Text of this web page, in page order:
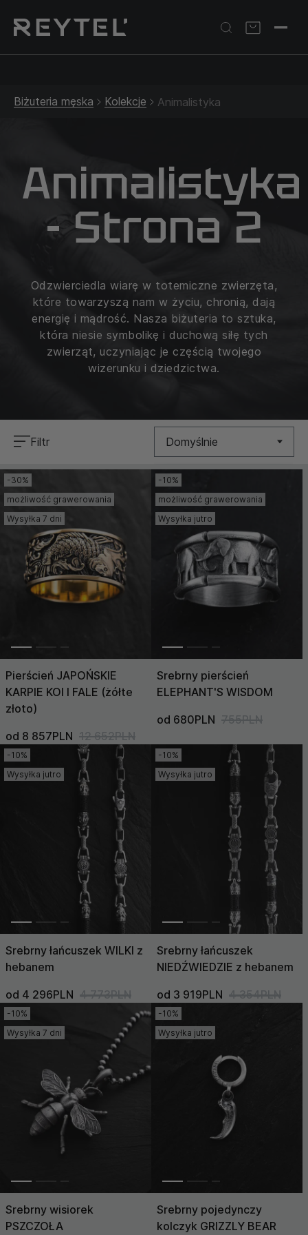
Biżuteria męska Kolekcje Animalistyka
Animalistyka
- Strona 2
Odzwierciedla wiarę w totemiczne zwierzęta,
które towarzyszą nam w życiu, chronią, dają
energię i mądrość. Nasza biżuteria to sztuka,
która niesie symbolikę i duchową siłę tych
zwierząt, uczyniając je częścią twojego
wizerunku i dziedzictwa.
Filtr Domyślnie
Nowość
Cena (Niska >
Wysoka)
Cena (Wysoka >
Niska)
Złota biżuteria: –30% | Do 31.08
-30%
możliwość grawerowania
Wysyłka 7 dni
Pierścień JAPOŃSKIE
KARPIE KOI I FALE (żółte
złoto)
od 8 857PLN 12 652PLN
-10%
możliwość grawerowania
Wysyłka jutro
Srebrny pierścień
ELEPHANT'S WISDOM
od 680PLN 755PLN
-10%
Wysyłka jutro
Srebrny łańcuszek WILKI z
hebanem
od 4 296PLN 4 773PLN
-10%
Wysyłka jutro
Srebrny łańcuszek
NIEDŹWIEDZIE z hebanem
od 3 919PLN 4 354PLN
-10%
Wysyłka 7 dni
Srebrny wisiorek
PSZCZOŁA
-10%
Wysyłka jutro
Srebrny pojedynczy
kolczyk GRIZZLY BEAR